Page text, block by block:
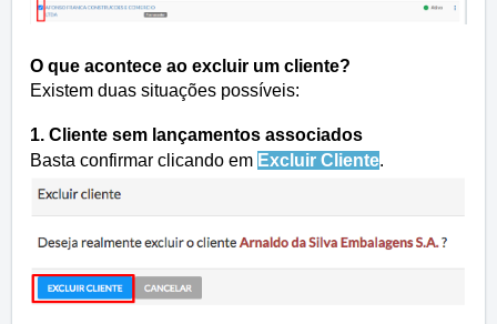
O que acontece ao excluir um cliente?
Existem duas situações possíveis:
1. Cliente sem lançamentos associados
Basta confirmar clicando em Excluir Cliente.